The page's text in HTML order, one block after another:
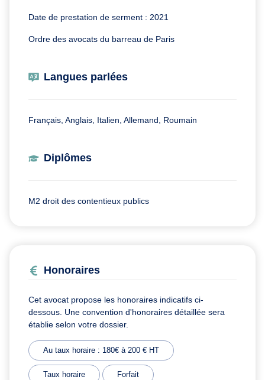
Date de prestation de serment : 2021
Ordre des avocats du barreau de Paris
Langues parlées
Français, Anglais, Italien, Allemand, Roumain
Diplômes
M2 droit des contentieux publics
Honoraires
Cet avocat propose les honoraires indicatifs ci-
dessous. Une convention d'honoraires détaillée sera
établie selon votre dossier.
Au taux horaire : 180€ à 200 € HT
Taux horaire Forfait